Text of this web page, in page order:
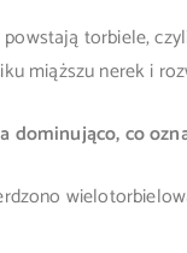
torbiele,
miąższu nerek i
dominująco, co